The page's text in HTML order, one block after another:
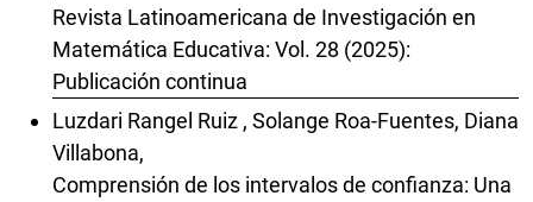
Revista Latinoamericana de Investigación en
Matemática Educativa: Vol. 28 (2025):
Publicación continua
Luzdari Rangel Ruiz , Solange Roa-Fuentes, Diana
Villabona,
Comprensión de los intervalos de confianza: Una